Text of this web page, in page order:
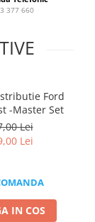
377 660
Ford
-Master Set
Lei
Lei
IN COS